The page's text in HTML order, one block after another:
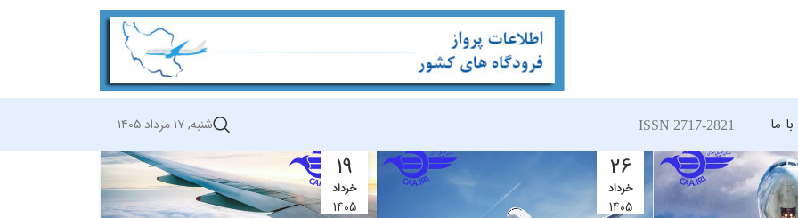
ما ISSN 2717-2821 شنبه, ۱۷ مرداد ۱۴۰۵
26
خرداد
1405
19
خرداد
1405